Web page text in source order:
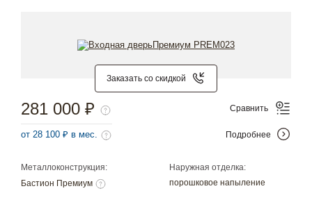
Заказать со скидкой
Металлоконструкция:
Бастион Премиум
Наружная отделка:
порошковое напыление
281 000 ₽
от 28 100 ₽ в мес.
Сравнить
Подробнее